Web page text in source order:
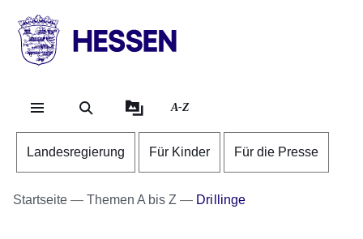
HESSEN
Landesregierung
A-Z
Landesregierung Für Kinder Für die Presse
Startseite Themen A bis Z Drillinge